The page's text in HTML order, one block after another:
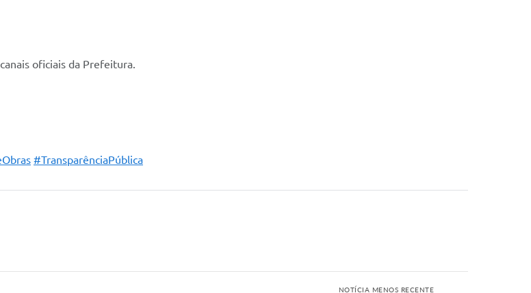
oficiais da Prefeitura.
#TransparênciaPública
NOTÍCIA MENOS RECENTE